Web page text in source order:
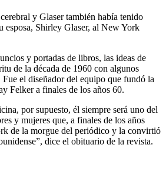
y Glaser también había tenido
esposa, Shirley Glaser, al New York
y portadas de libros, las ideas de
de la década de 1960 con algunos
el diseñador del equipo que fundó la
Felker a finales de los años 60.
por supuesto, él siempre será uno del
y mujeres que, a finales de los años
de la morgue del periódico y la convirtió
dice el obituario de la revista.